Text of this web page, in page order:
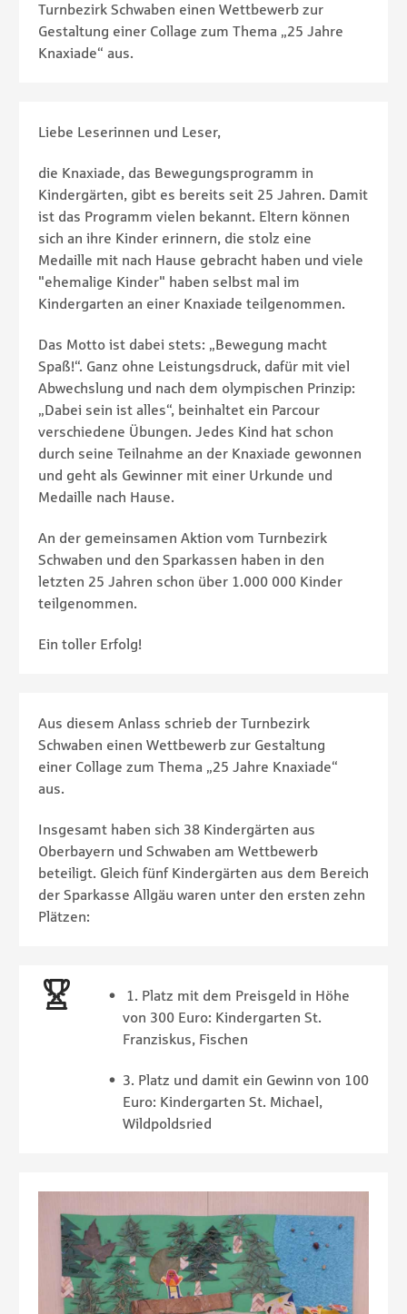
Turnbezirk Schwaben einen Wettbewerb zur
Gestaltung einer Collage zum Thema „25 Jahre
Knaxiade“ aus.
Liebe Leserinnen und Leser,
die Knaxiade, das Bewegungsprogramm in
Kindergärten, gibt es bereits seit 25 Jahren. Damit
ist das Programm vielen bekannt. Eltern können
sich an ihre Kinder erinnern, die stolz eine
Medaille mit nach Hause gebracht haben und viele
"ehemalige Kinder" haben selbst mal im
Kindergarten an einer Knaxiade teilgenommen.
Das Motto ist dabei stets: „Bewegung macht
Spaß!“. Ganz ohne Leistungsdruck, dafür mit viel
Abwechslung und nach dem olympischen Prinzip:
„Dabei sein ist alles“, beinhaltet ein Parcour
verschiedene Übungen. Jedes Kind hat schon
durch seine Teilnahme an der Knaxiade gewonnen
und geht als Gewinner mit einer Urkunde und
Medaille nach Hause.
An der gemeinsamen Aktion vom Turnbezirk
Schwaben und den Sparkassen haben in den
letzten 25 Jahren schon über 1.000 000 Kinder
teilgenommen.
Ein toller Erfolg!
Aus diesem Anlass schrieb der Turnbezirk
Schwaben einen Wettbewerb zur Gestaltung
einer Collage zum Thema „25 Jahre Knaxiade“
aus.
Insgesamt haben sich 38 Kindergärten aus
Oberbayern und Schwaben am Wettbewerb
beteiligt. Gleich fünf Kindergärten aus dem Bereich
der Sparkasse Allgäu waren unter den ersten zehn
Plätzen:
1. Platz mit dem Preisgeld in Höhe
von 300 Euro: Kindergarten St.
Franziskus, Fischen
3. Platz und damit ein Gewinn von 100
Euro: Kindergarten St. Michael,
Wildpoldsried